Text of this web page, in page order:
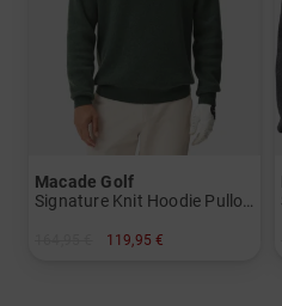
Macade Golf
Signature Knit Hoodie Pullover Strick
119,95 €